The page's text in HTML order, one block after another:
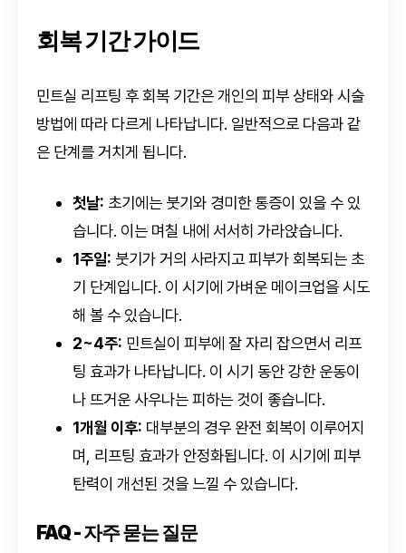
회복 기간 가이드
민트실 리프팅 후 회복 기간은 개인의 피부 상태와 시술
방법에 따라 다르게 나타납니다. 일반적으로 다음과 같
은 단계를 거치게 됩니다.
첫날: 초기에는 붓기와 경미한 통증이 있을 수 있
습니다. 이는 며칠 내에 서서히 가라앉습니다.
1주일: 붓기가 거의 사라지고 피부가 회복되는 초
기 단계입니다. 이 시기에 가벼운 메이크업을 시도
해 볼 수 있습니다.
2~4주: 민트실이 피부에 잘 자리 잡으면서 리프
팅 효과가 나타납니다. 이 시기 동안 강한 운동이
나 뜨거운 사우나는 피하는 것이 좋습니다.
1개월 이후: 대부분의 경우 완전 회복이 이루어지
며, 리프팅 효과가 안정화됩니다. 이 시기에 피부
탄력이 개선된 것을 느낄 수 있습니다.
FAQ - 자주 묻는 질문